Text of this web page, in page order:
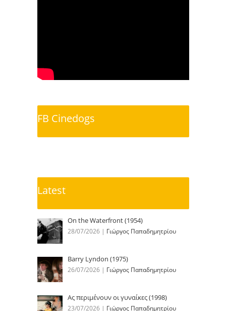
FB Cinedogs
Latest
On the Waterfront (1954)
28/07/2026 | Γιώργος Παπαδημητρίου
Barry Lyndon (1975)
26/07/2026 | Γιώργος Παπαδημητρίου
Ας περιμένουν οι γυναίκες (1998)
23/07/2026 | Γιώργος Παπαδημητρίου